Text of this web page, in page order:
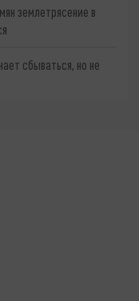
землетрясение в
сбываться, но не